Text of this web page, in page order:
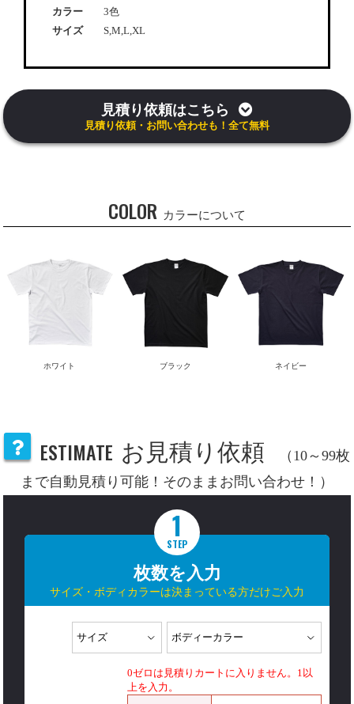
カラー
3色
サイズ
S,M,L,XL
見積り依頼はこちら
見積り依頼・お問い合わせも！全て無料
COLOR カラーについて
ホワイト ブラック ネイビー
ESTIMATE お見積り依頼
（10～99枚
まで自動見積り可能！そのままお問い合わせ！）
1
STEP
枚数を入力
サイズ・ボディカラーは決まっている方だけご入力
0ゼロは見積りカートに入りません。1以
上を入力。